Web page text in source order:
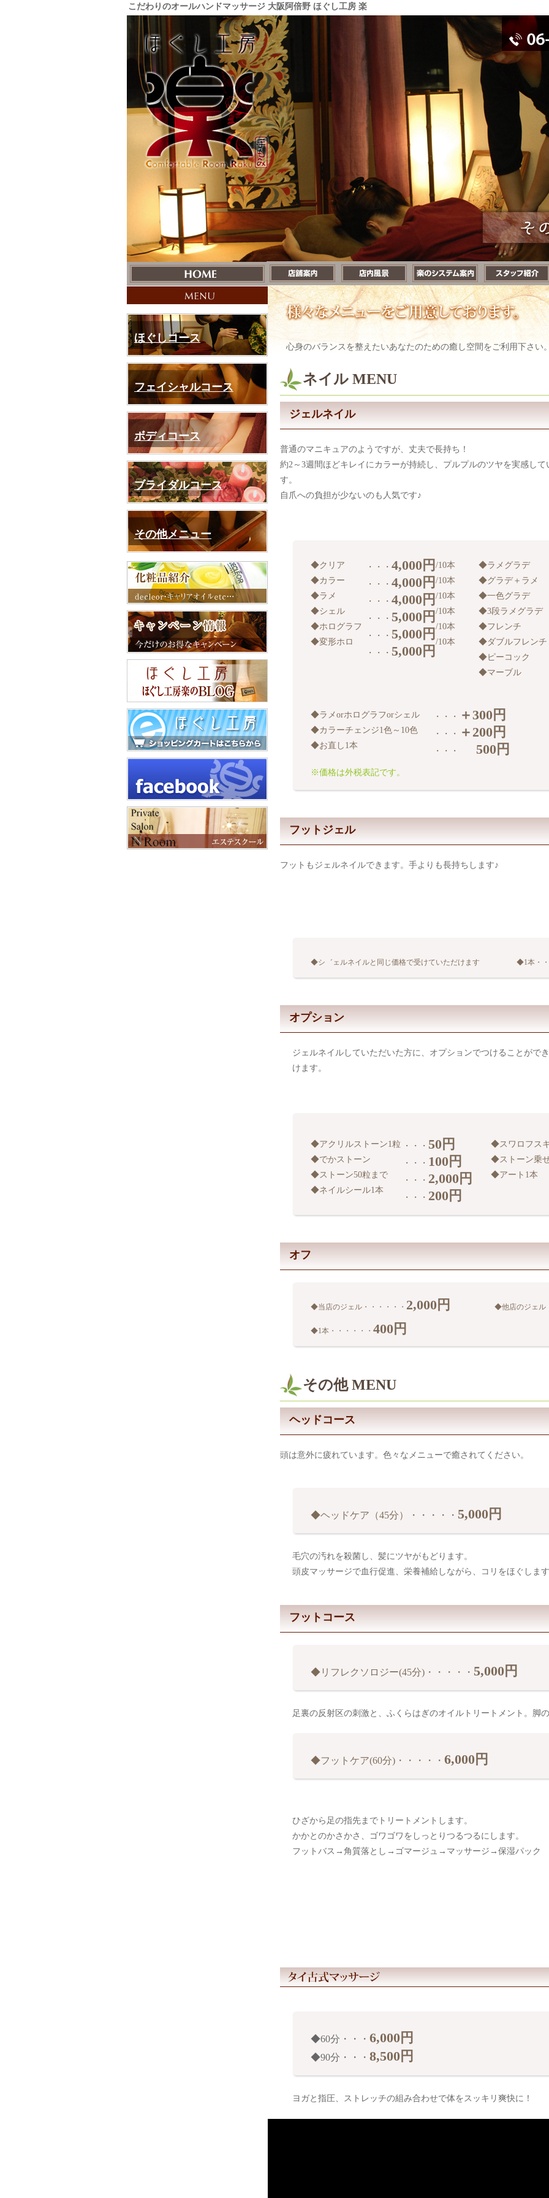
こだわりのオールハンドマッサージ 大阪阿倍野 ほぐし工房 楽
ほぐしコース
フェイシャルコース
ボディコース
ブライダルコース
その他メニュー
化粧品紹介
化粧品紹介
エステスクール
キャンペーン情報
楽のシステムご案内
予約状況
スタッフ紹介
よくあるご質問
お問い合わせ
心身のバランスを整えたいあなたのための癒し空間をご利用下さい
ネイル MENU
ジェルネイル
普通のマニキュアのようですが、丈夫で長持ち！
約2～3週間ほどキレイにカラーが持続し、プルプルのツヤを実感して
す。
自爪への負担が少ないのも人気です♪
◆クリア
◆カラー
◆ラメ
◆シェル
◆ホログラフ
◆変形ホロ
・・・ 4,000円
・・・ 4,000円
・・・ 4,000円
・・・ 5,000円
・・・ 5,000円
・・・ 5,000円
/10本
/10本
/10本
/10本
/10本
/10本
◆ラメグラデ
◆グラデ＋ラメ
◆一色グラデ
◆3段ラメグラデ
◆フレンチ
◆ダブルフレンチ
◆ピーコック
◆マーブル
◆ラメorホログラフorシェル
◆カラーチェンジ1色～10色
◆お直し1本
・・・ ＋300円
・・・ ＋200円
・・・ 500円
※価格は外税表記です。
フットジェル
フットもジェルネイルできます。手よりも長持ちします♪
◆シ゛ェルネイルと同じ価格で受けていただけます ◆1本・・
オプション
ジェルネイルしていただいた方に、オプションでつけることがで
けます。
◆アクリルストーン1粒
◆でかストーン
◆ストーン50粒まで
◆ネイルシール1本
・・・ 50円
・・・ 100円
・・・ 2,000円
・・・ 200円
◆スワロフス
◆ストーン乗
◆アート1本
オフ
◆当店のジェル・・・・・・ 2,000円 ◆他店のジェル・
◆1本・・・・・・ 400円
その他 MENU
ヘッドコース
頭は意外に疲れています。色々なメニューで癒されてください。
◆ヘッドケア（45分）・・・・・ 5,000円
毛穴の汚れを殺菌し、髪にツヤがもどります。
頭皮マッサージで血行促進、栄養補給しながら、コリをほぐしま
フットコース
◆リフレクソロジー(45分)・・・・・ 5,000円
足裏の反射区の刺激と、ふくらはぎのオイルトリートメント。脚
◆フットケア(60分)・・・・・ 6,000円
ひざから足の指先までトリートメントします。
かかとのかさかさ、ゴワゴワをしっとりつるつるにします。
フットバス→角質落とし→ゴマージュ→マッサージ→保湿パック
◆60分・・・ 6,000円
◆90分・・・ 8,500円
ヨガと指圧、ストレッチの組み合わせで体をスッキリ爽快に！